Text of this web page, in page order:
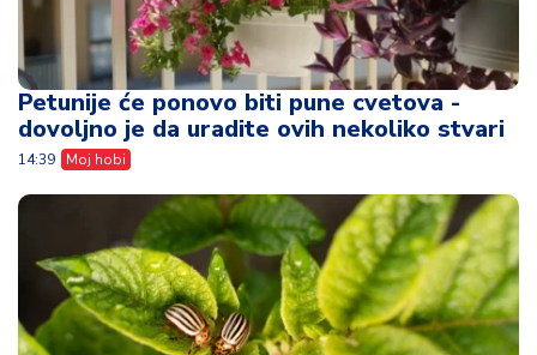
Petunije će ponovo biti pune cvetova -
dovoljno je da uradite ovih nekoliko stvari
14:39 Moj hobi